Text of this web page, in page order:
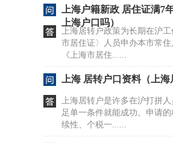
上海户籍新政 居住证满7
上海户口吗）
上海居转户政策为长期在沪
市居住证〉人员申办本市常
《上海市居住......
上海 居转户口资料（上海
上海居转户是许多在沪打拼
足单一条件就能成功。申请
续性、个税一......